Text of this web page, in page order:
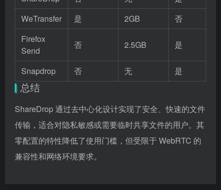
WeTransfer
是 2GB
否
Firefox
Send
否 2.5GB 是
Snapdrop 否 无 是
总结
ShareDrop 通过去中心化设计实现了安全、快速的文件
传输，适合对隐私敏感或需要临时共享文件的用户。其
零配置的特性降低了使用门槛，但受限于 WebRTC 的
兼容性和网络环境要求。